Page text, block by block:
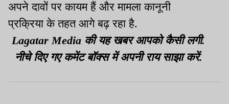
अपने दावों पर कायम हैं और मामला कानूनी
प्रक्रिया के तहत आगे बढ़ रहा है.
Lagatar Media की यह खबर आपको कैसी लगी.
नीचे दिए गए कमेंट बॉक्स में अपनी राय साझा करें.